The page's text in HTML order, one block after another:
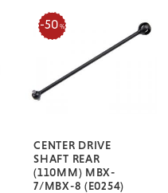
CENTER DRIVE
SHAFT REAR
(110MM) MBX-
7/MBX-8 (E0254)
50 %